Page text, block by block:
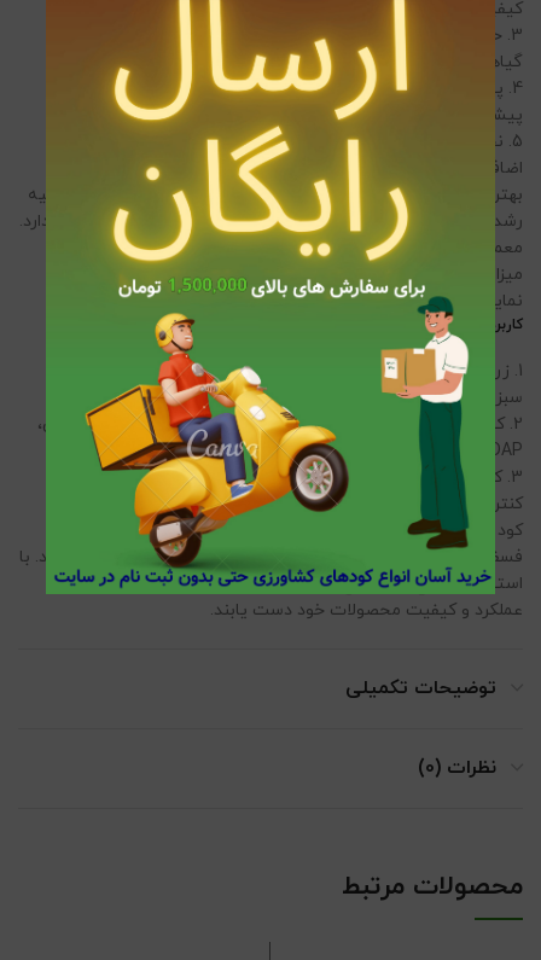
کیفیت و عملکرد محصولات زراعی کمک کند.
3. حلالیت بالا: DAP به راحتی در آب حل می‌شود، که باعث می‌شود
گیاهان به سرعت مواد مغذی را جذب کنند.
4. پیشگیری از بیماری‌ها: تغذیه مناسب گیاهان با DAP می‌تواند به
پیشگیری از برخی بیماری‌های گیاهی کمک کند.
5. نحوه استفاده کود DAP معمولاً در مراحل اولیه رشد گیاه به زمین
اضافه می‌شود.
بهترین زمان برای استفاده از این کود، پیش از کاشت یا در مراحل اولیه
رشد گیاه است. میزان مصرف DAP بستگی به نوع خاک و نیاز گیاه دارد.
معمولاً ۲۰۰ تا ۵۰۰ کیلوگرم در هکتار توصیه می‌شود. برای اطلاع از
میزان دقیق تر استفاده از این کودصفحه روش مصرف
را مطالعه
نمایید.
کاربردهای کود دی آمونیم فسفات:
1. زراعت: کود دی آمونیم فسفات به ویژه در زراعت غلات، میوه‌ها و
سبزیجات کاربرد دارد.
2. کشاورزی پایدار: با افزایش کیفیت خاک و بهبود فرآیندهای طبیعی،
DAP می‌تواند به کشاورزی پایدار کمک کند.
3. کشت گلخانه‌ای: استفاده از DAP در کشت‌های گلخانه‌ای به دلیل
کنترل بهتر شرایط رشد و نیازهای گیاه، بهینه است.
کود دی آمونیم فسفات (DAP) به عنوان یک منبع مهم نیتروژن و
فسفر، نقش بسزایی در بهبود رشد و کیفیت محصولات کشاورزی دارد. با
استفاده صحیح و به‌موقع از این کود، کشاورزان می‌توانند به بهبود
عملکرد و کیفیت محصولات خود دست یابند.
توضیحات تکمیلی
نظرات (0)
محصولات مرتبط